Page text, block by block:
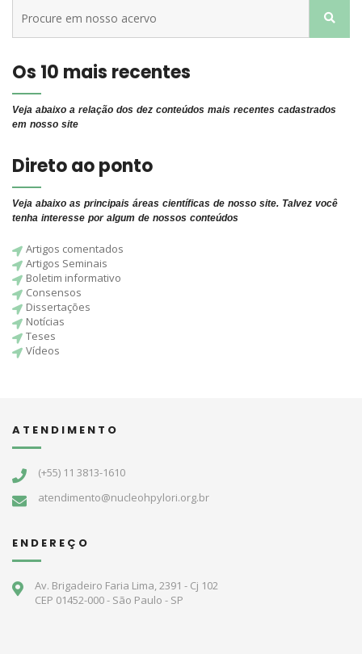
Os 10 mais recentes
Veja abaixo a relação dos dez conteúdos mais recentes cadastrados
em nosso site
Direto ao ponto
Veja abaixo as principais áreas científicas de nosso site. Talvez você
tenha interesse por algum de nossos conteúdos
Artigos comentados
Artigos Seminais
Boletim informativo
Consensos
Dissertações
Notícias
Teses
Vídeos
ATENDIMENTO
(+55) 11 3813-1610
atendimento@nucleohpylori.org.br
ENDEREÇO
Av. Brigadeiro Faria Lima, 2391 - Cj 102
CEP 01452-000 - São Paulo - SP